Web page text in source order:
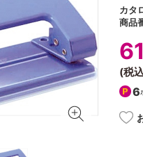
カタ
商品
(税
6